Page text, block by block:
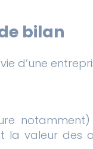
bilan
d’une
valeur des